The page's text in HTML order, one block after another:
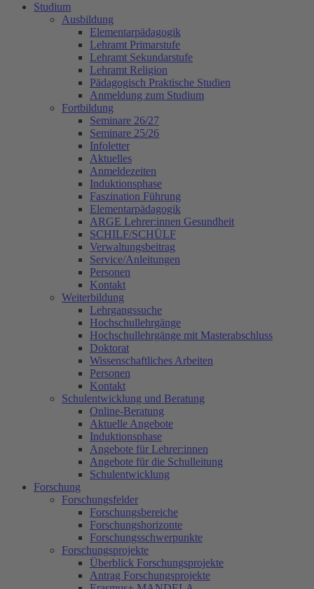
Studium
Ausbildung
Elementarpädagogik
Lehramt Primarstufe
Lehramt Sekundarstufe
Lehramt Religion
Pädagogisch Praktische Studien
Anmeldung zum Studium
Fortbildung
Seminare 26/27
Seminare 25/26
Infoletter
Aktuelles
Anmeldezeiten
Induktionsphase
Faszination Führung
Elementarpädagogik
ARGE Lehrer:innen Gesundheit
SCHILF/SCHÜLF
Verwaltungsbeitrag
Service/Anleitungen
Personen
Kontakt
Weiterbildung
Lehrgangssuche
Hochschullehrgänge
Hochschullehrgänge mit Masterabschluss
Doktorat
Wissenschaftliches Arbeiten
Personen
Kontakt
Schulentwicklung und Beratung
Online-Beratung
Aktuelle Angebote
Induktionsphase
Angebote für Lehrer:innen
Angebote für die Schulleitung
Schulentwicklung
Forschung
Forschungsfelder
Forschungsbereiche
Forschungshorizonte
Forschungsschwerpunkte
Forschungsprojekte
Überblick Forschungsprojekte
Antrag Forschungsprojekte